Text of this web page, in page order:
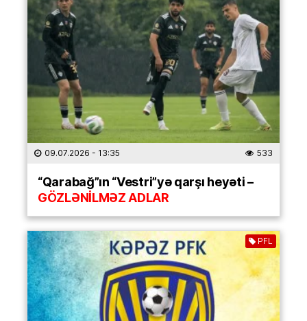
09.07.2026 - 13:35 533
“Qarabağ”ın “Vestri”yə qarşı heyəti –
GÖZLƏNİLMƏZ ADLAR
PFL